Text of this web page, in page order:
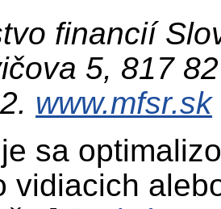
financií
5, 817
www.mfsr.sk
sa
vidiacich